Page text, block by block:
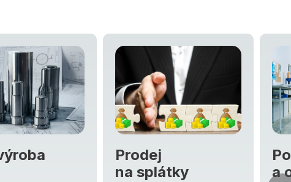
Prodej
a odhad ceny